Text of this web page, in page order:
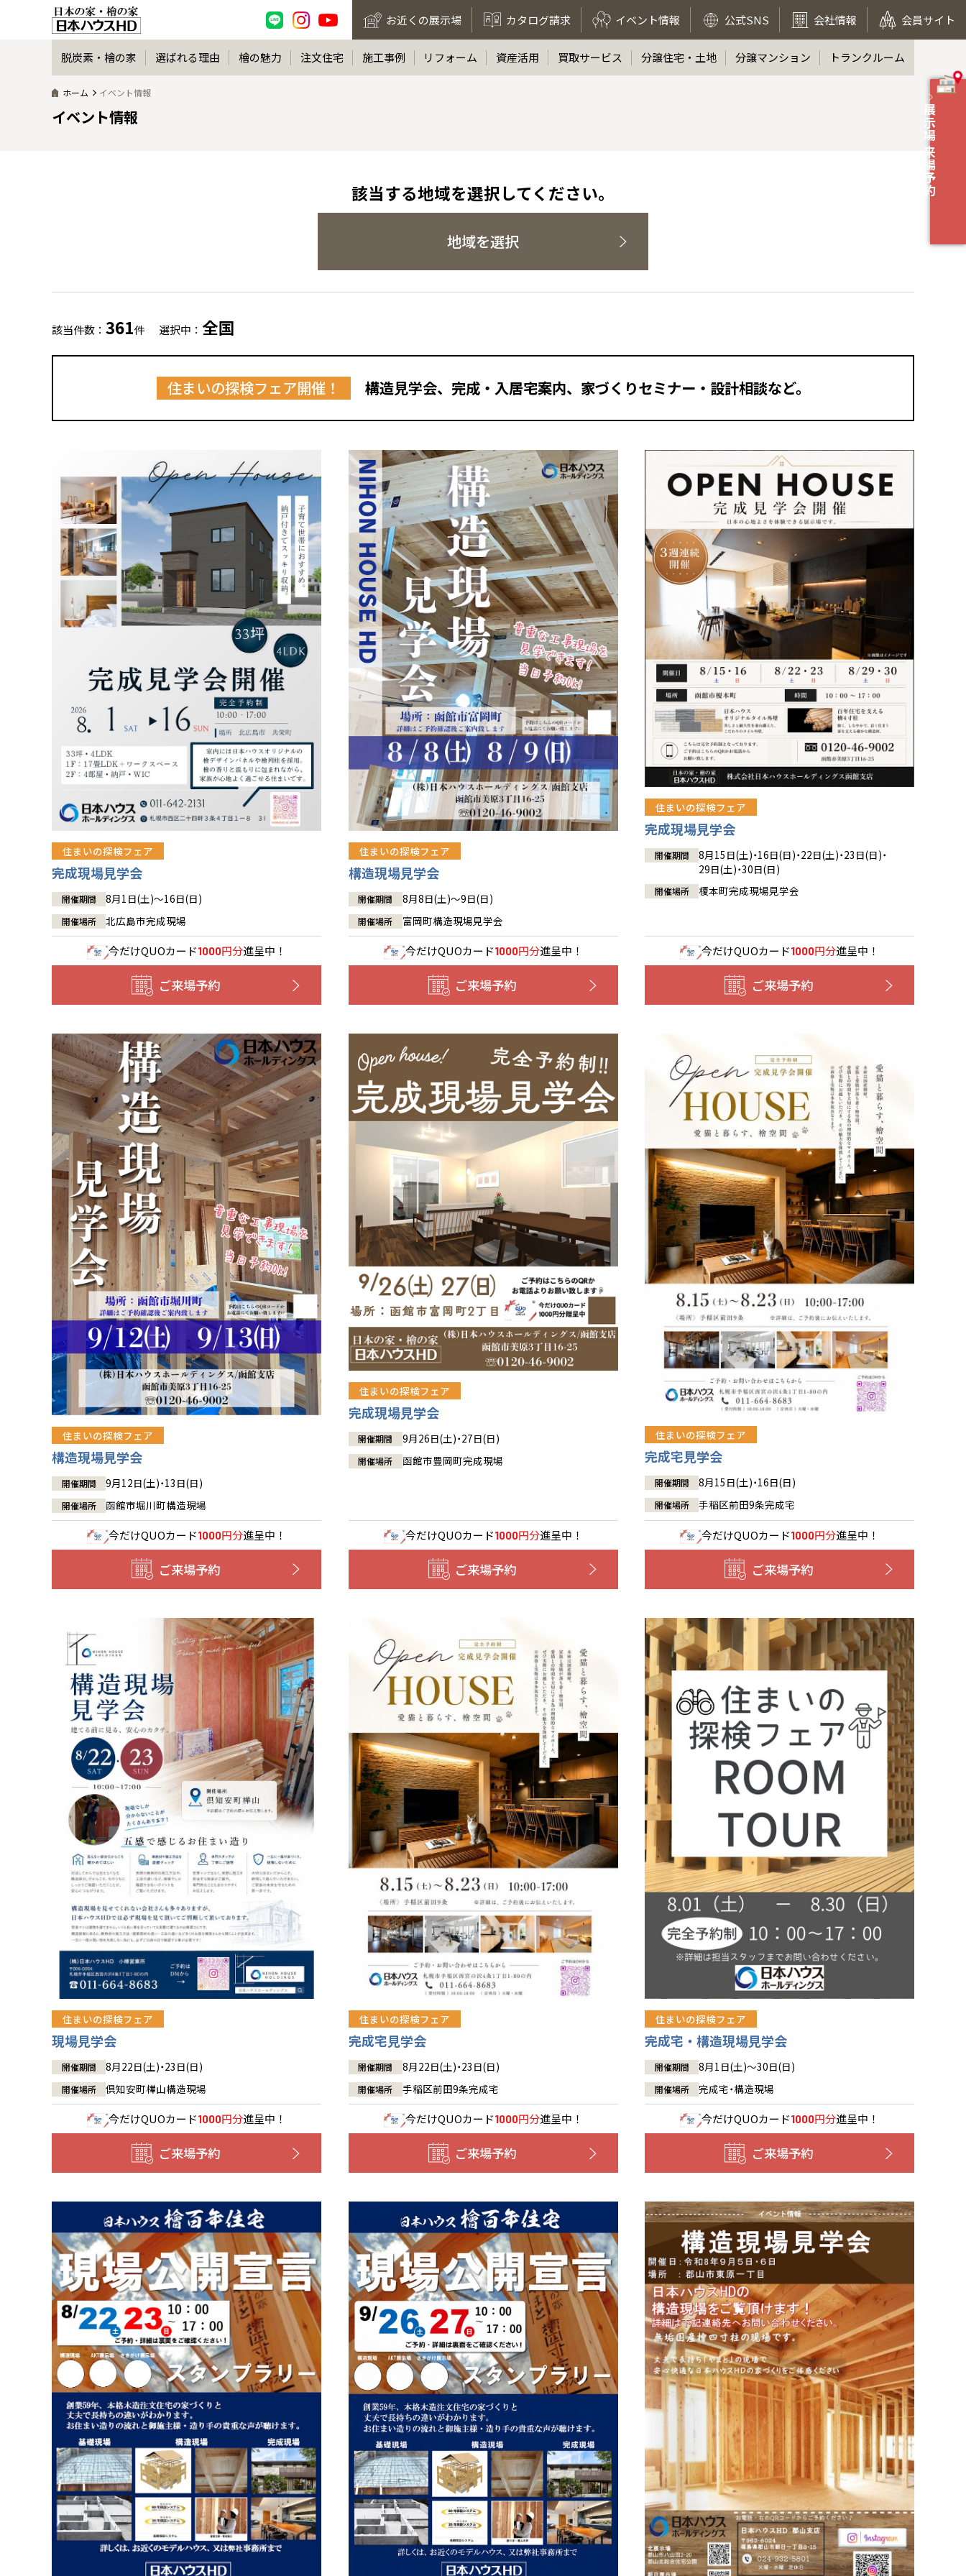
お近くの展示場 カタログ請求 イベント情報 公式SNS 会社情報 会員サイト
展示場 来場予約
脱炭素・檜の家 選ばれる理由 檜の魅力 注文住宅 施工事例 リフォーム 資産活用 買取サービス 分譲住宅・土地 分譲マンション トランクルーム
ホーム イベント情報
イベント情報
該当する地域を選択してください。
地域を選択
該当件数： 361件 選択中： 全国
住まいの探検フェア開催！ 構造見学会、完成・入居宅案内、家づくりセミナー・設計相談など。
住まいの探検フェア
完成現場見学会
開催期間 8月1日(土)～16日(日)
開催場所 北広島市完成現場
今だけQUOカード1000円分進呈中！
ご来場予約
住まいの探検フェア
構造現場見学会
開催期間 8月8日(土)～9日(日)
開催場所 富岡町構造現場見学会
今だけQUOカード1000円分進呈中！
ご来場予約
住まいの探検フェア
完成現場見学会
開催期間
8月15日(土)・16日(日)・22日(土)・23日(日)・
29日(土)・30日(日)
開催場所 榎本町完成現場見学会
今だけQUOカード1000円分進呈中！
ご来場予約
住まいの探検フェア
構造現場見学会
開催期間 9月12日(土)・13日(日)
開催場所 函館市堀川町構造現場
今だけQUOカード1000円分進呈中！
ご来場予約
住まいの探検フェア
完成現場見学会
開催期間 9月26日(土)・27日(日)
開催場所 函館市豊岡町完成現場
今だけQUOカード1000円分進呈中！
ご来場予約
住まいの探検フェア
完成宅見学会
開催期間 8月15日(土)・16日(日)
開催場所 手稲区前田9条完成宅
今だけQUOカード1000円分進呈中！
ご来場予約
住まいの探検フェア
現場見学会
開催期間 8月22日(土)・23日(日)
開催場所 倶知安町樺山構造現場
今だけQUOカード1000円分進呈中！
ご来場予約
住まいの探検フェア
完成宅見学会
開催期間 8月22日(土)・23日(日)
開催場所 手稲区前田9条完成宅
今だけQUOカード1000円分進呈中！
ご来場予約
住まいの探検フェア
完成宅・構造現場見学会
開催期間 8月1日(土)～30日(日)
開催場所 完成宅・構造現場
今だけQUOカード1000円分進呈中！
ご来場予約
全国の展示場
北海道
札幌
道央
道北
東北
青森
秋田
宮城
福島
甲信越・北陸
新潟
富山
石川
福井
関東
神奈川
埼玉
千葉
茨城
栃木
群馬
岐阜
静岡
三重
大阪
京都
兵庫
奈良
滋賀
中国・四国
岡山
香川
愛媛
鳥取
徳島
高知
九州
福岡
佐賀
熊本
長崎
沖縄
分譲マンション
※現住所のある都道府県以外の建築予定地の方でも
現住所の有るお近くの展示場又は店舗にお問合せください。
移住の計画の方もご相談対応します。お気軽にご相談ください。
お近くのイベント
北海道
札幌
札幌
小樽
道央
苫小牧千歳
小樽
道北
旭川
道南
函館
室蘭
道東
帯広
釧路
東北
青森県
八戸
青森
秋田県
秋田
岩手県
盛岡
北上
山形県
山形
宮城県
仙台
福島県
郡山
福島
いわき
会津
甲信越・北陸
新潟県
新潟
長岡
甲府
長野県
長野
松本
富山県
富山
石川県
金沢
福井県
福井
関東
東京都
世田谷
八王子
神奈川県
横浜
湘南
相模
埼玉県
埼玉
所沢
千葉県
千葉
茨城県
水戸
栃木県
宇都宮
小山
群馬
伊勢崎
愛知県
名古屋
豊橋
岐阜県
岐阜
静岡県
静岡
浜松
三重県
四日市
大阪府
大阪
京都府
京都
兵庫県
姫路
奈良県
奈良
中国・四国
岡山県
岡山
香川県
高松
愛媛県
九州
福岡県
福岡
佐賀県
佐賀
熊本県
熊本
大分県
大分
宮崎